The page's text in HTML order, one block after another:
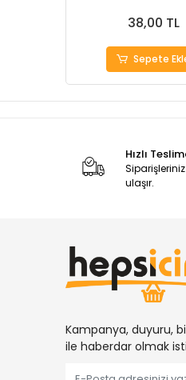
38,00 TL
Sepete
Hızlı
ulaşır.
Kampanya, duyuru,
ile haberdar olmak